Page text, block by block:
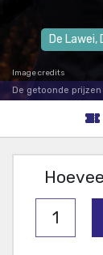
De Lawei,
Image credits
De getoonde
1